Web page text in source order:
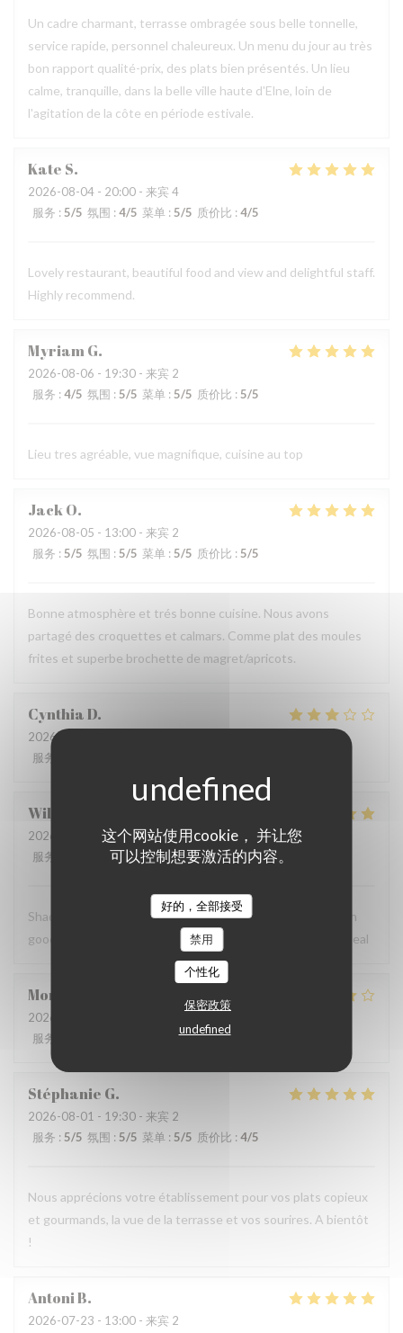
这个网站使用cookie， 并让您
可以控制想要激活的内容。
好的，全部接受
禁用
个性化
保密政策
undefined
Un cadre charmant, terrasse ombragée sous belle tonnelle,
service rapide, personnel chaleureux. Un menu du jour au très
bon rapport qualité-prix, des plats bien présentés. Un lieu
calme, tranquille, dans la belle ville haute d'Elne, loin de
l'agitation de la côte en période estivale.
Kate S
2026-08-04 - 20:00 - 来宾 4
服务 : 5/5 氛围 : 4/5 菜单 : 5/5 质价比 : 4/5
Lovely restaurant, beautiful food and view and delightful staff.
Highly recommend.
MyriamG
2026-08-06 - 19:30 - 来宾 2
服务 : 4/5 氛围 : 5/5 菜单 : 5/5 质价比 : 5/5
Lieu tres agréable, vue magnifique, cuisine au top
JackO
2026-08-05 - 13:00 - 来宾 2
服务 : 5/5 氛围 : 5/5 菜单 : 5/5 质价比 : 5/5
Bonne atmosphère et trés bonne cuisine. Nous avons
partagé des croquettes et calmars. Comme plat des moules
frites et superbe brochette de magret/apricots.
CynthiaD
2026-07-31
服务
William
2026-08-02
- 12:00 - 来宾 2
服务
:5 /5 菜单: 5/5 质价比:5/5
Shady table with a welcome breeze. Attentive service with
good rapport and good home cooked food , an excellent meal
Monique
2026-08-01
服务
4/5 质价比
Stéphanie G
2026-08-01 - 19:30 - 来宾 2
服务 : 5/5 氛围 : 5/5 菜单 : 5/5 质价比 : 4/5
Nous apprécions votre établissement pour vos plats copieux
et gourmands, la vue de la terrasse et vos sourires. A bientôt
!
AntoniB
2026-07-23 - 13:00 - 来宾 2